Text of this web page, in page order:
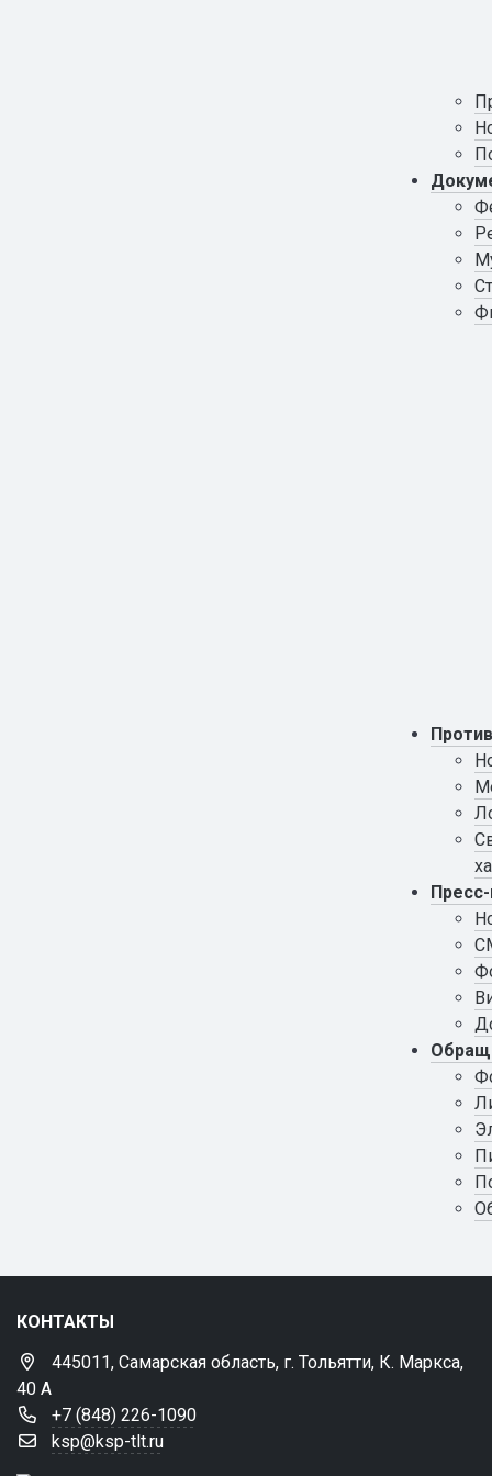
КОНТАКТЫ
445011, Самарская область, г. Тольятти, К. Маркса,
40 А
+7 (848) 226-1090
ksp@ksp-tlt.ru